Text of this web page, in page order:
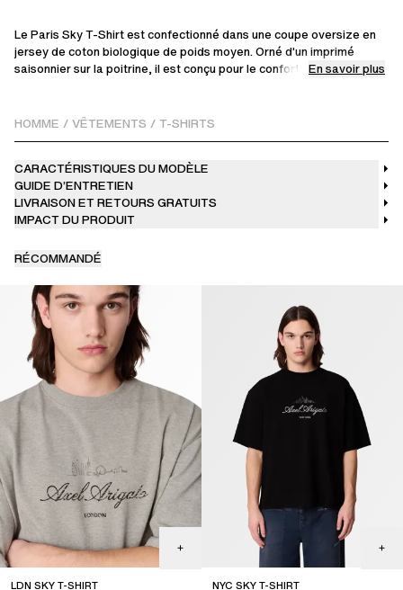
Le Paris Sky T-Shirt est confectionné dans une coupe oversize en
jersey de coton biologique de poids moyen. Orné d'un imprimé
saisonnier sur la poitrine, il est conçu pour le confort et la
Le mannequin mesure 186 cm et porte une taille M.
En savoir plus
HOMME / VÊTEMENTS / T-SHIRTS
CARACTÉRISTIQUES DU MODÈLE
GUIDE D’ENTRETIEN
LIVRAISON ET RETOURS GRATUITS
IMPACT DU PRODUIT
RÉCOMMANDÉ
LDN SKY T-SHIRT NYC SKY T-SHIRT